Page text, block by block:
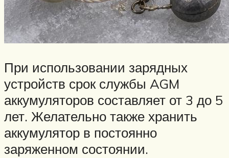
При использовании зарядных
устройств срок службы AGM
аккумуляторов составляет от 3 до 5
лет. Желательно также хранить
аккумулятор в постоянно
заряженном состоянии.